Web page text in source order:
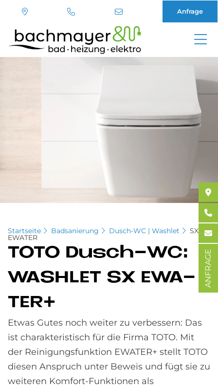
Anfrage
Startseite Badsanierung Dusch-WC | Washlet SX
EWATER
TOTO Dusch-WC:
WA­SH­LET SX EWA­
TER+
Etwas Gutes noch weiter zu verbessern: Das
ist charakteristisch für die Firma TOTO. Mit
der Reinigungsfunktion EWATER+ stellt TOTO
diesen Anspruch unter Beweis und fügt sie zu
weiteren Komfort-Funktionen als
ANFRAGE